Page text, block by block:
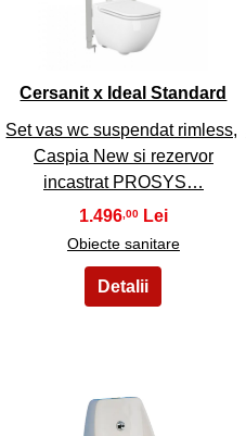
Cersanit x Ideal Standard
Set vas wc suspendat rimless,
Caspia New si rezervor
incastrat PROSYS…
1.496,00
Obiecte sanitare